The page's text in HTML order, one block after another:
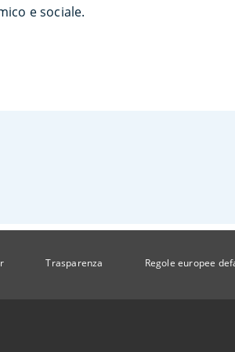
e sociale.
Trasparenza Regole europee